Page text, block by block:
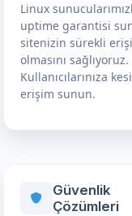
Linux
uptime garantisi
sitenizin sürekli
olmasını sağlıyoruz.
Kullanıcılarınıza
erişim sunun.
Güvenlik
Çözümleri